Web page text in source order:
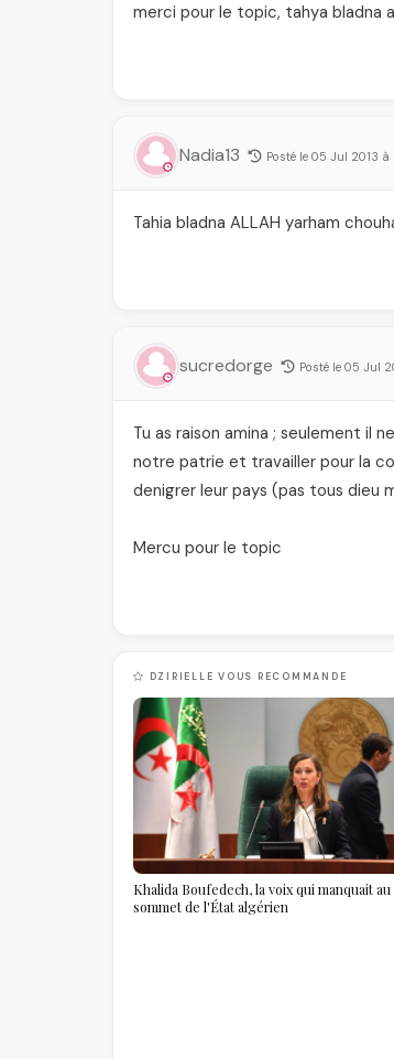
merci pour le topic, tahya bladna
Nadia13 Posté le 05 Jul 2013
Tahia bladna ALLAH yarham
sucredorge Posté le 05 Jul
Tu as raison amina ; seulement il
notre patrie et travailler pour la
denigrer leur pays (pas tous
Mercu pour le topic
DZIRIELLE VOUS RECOMMANDE
Khalida Boufedech, la voix qui manquait au
sommet de l'État algérien